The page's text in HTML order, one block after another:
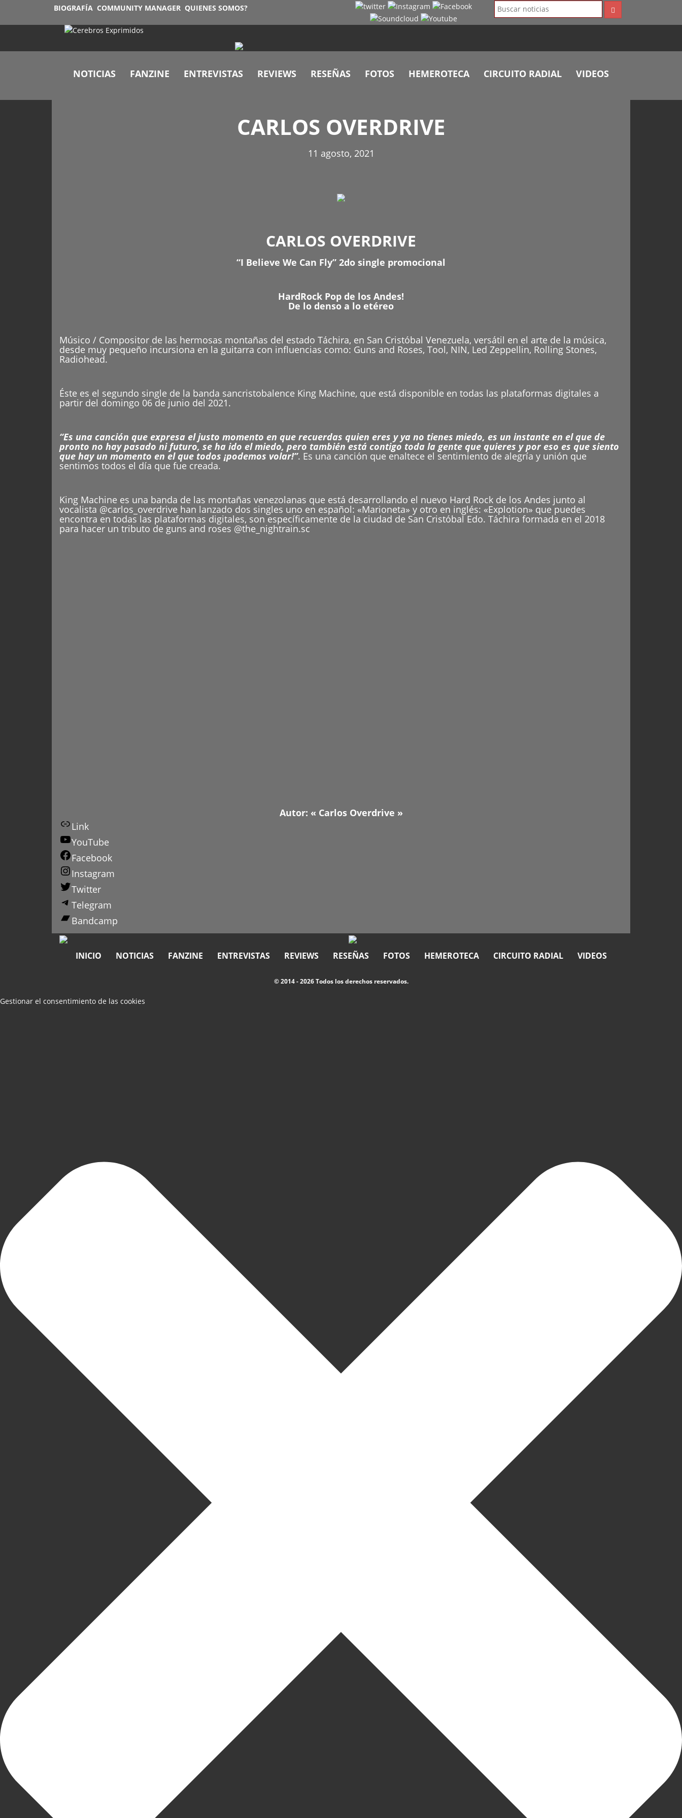
BIOGRAFÍA COMMUNITY MANAGER QUIENES SOMOS?
NOTICIAS FANZINE ENTREVISTAS REVIEWS RESEÑAS FOTOS HEMEROTECA CIRCUITO RADIAL VIDEOS
CARLOS OVERDRIVE
11 agosto, 2021
CARLOS OVERDRIVE
“I Believe We Can Fly” 2do single promocional
HardRock Pop de los Andes!
De lo denso a lo etéreo
Músico / Compositor de las hermosas montañas del estado Táchira, en San Cristóbal Venezuela, versátil en el arte de la música,
desde muy pequeño incursiona en la guitarra con influencias como: Guns and Roses, Tool, NIN, Led Zeppellin, Rolling Stones,
Radiohead.
Éste es el segundo single de la banda sancristobalence King Machine, que está disponible en todas las plataformas digitales a
partir del domingo 06 de junio del 2021.
“Es una canción que expresa el justo momento en que recuerdas quien eres y ya no tienes miedo, es un instante en el que de
pronto no hay pasado ni futuro, se ha ido el miedo, pero también está contigo toda la gente que quieres y por eso es que siento
que hay un momento en el que todos ¡podemos volar!”. Es una canción que enaltece el sentimiento de alegría y unión que
sentimos todos el día que fue creada.
King Machine es una banda de las montañas venezolanas que está desarrollando el nuevo Hard Rock de los Andes junto al
vocalista @carlos_overdrive han lanzado dos singles uno en español: «Marioneta» y otro en inglés: «Explotion» que puedes
encontra en todas las plataformas digitales, son específicamente de la ciudad de San Cristóbal Edo. Táchira formada en el 2018
para hacer un tributo de guns and roses @the_nightrain.sc
Autor: « Carlos Overdrive »
Link
YouTube
Facebook
Instagram
Twitter
Telegram
Bandcamp
INICIO NOTICIAS FANZINE ENTREVISTAS REVIEWS RESEÑAS FOTOS HEMEROTECA CIRCUITO RADIAL VIDEOS
© 2014 - 2026 Todos los derechos reservados.
Gestionar el consentimiento de las cookies